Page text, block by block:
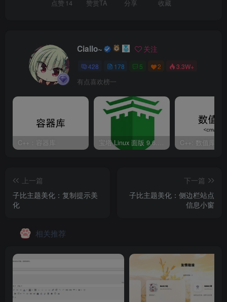
点赞 14 赞赏TA 分享 收藏
Ciallo~ 关注
428 178 5 2 3.3W+
有点喜欢榜一
C++：容器库 宝塔 Linux 面版 9.6.0 企业版/开心版详细教程 C++: 数值库
上一篇
子比主题美化：复制提示美
化
下一篇
子比主题美化：侧边栏站点
信息小窗
相关推荐